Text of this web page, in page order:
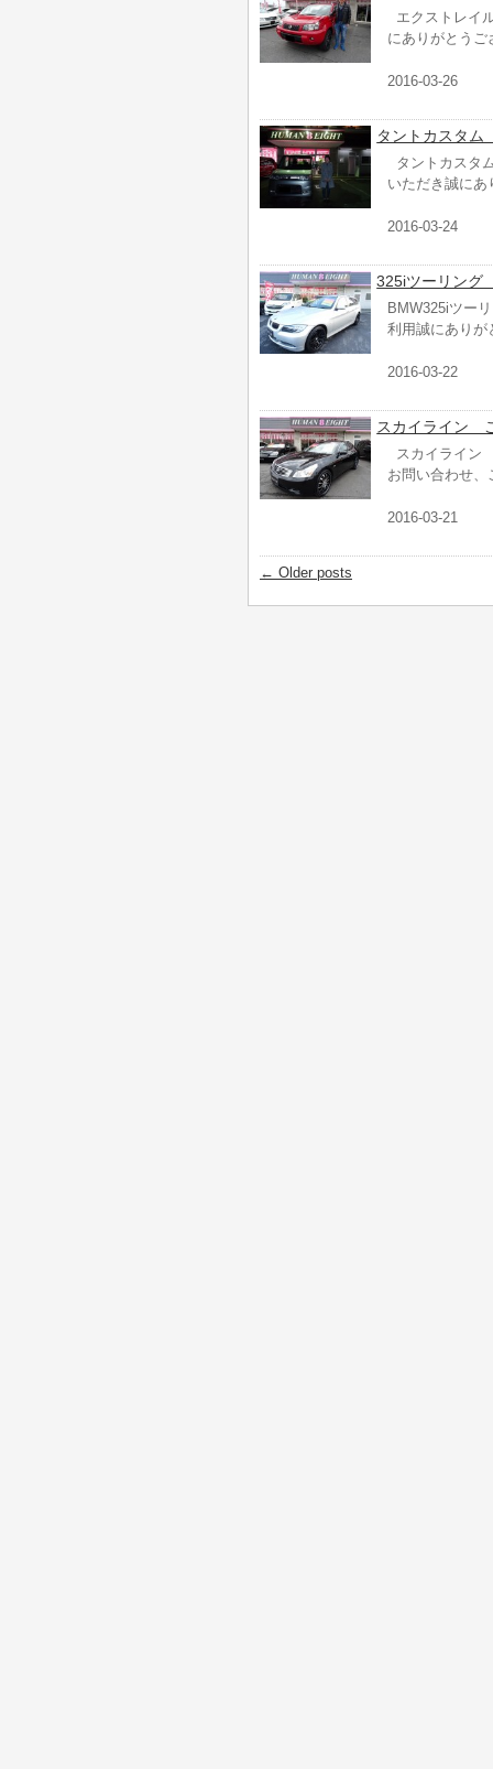
エクストレイ
にありがとう
2016-03-26
タントカスタ
タントカスタ
いただき誠にあ
2016-03-24
325iツーリン
BMW325iツー
利用誠にありが
2016-03-22
スカイライン
スカイライン
お問い合わせ、
2016-03-21
← Older posts